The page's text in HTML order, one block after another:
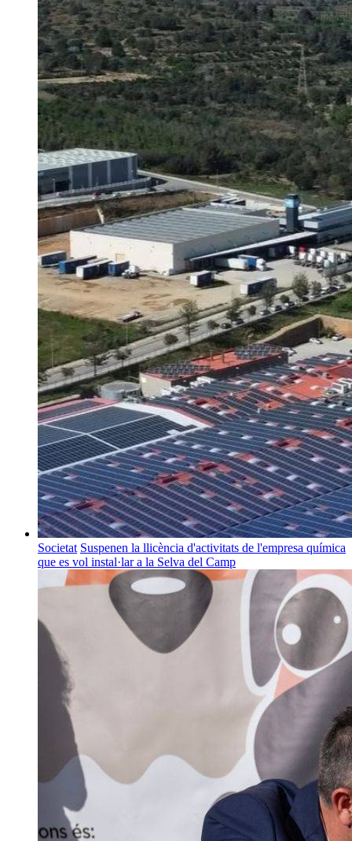
Societat Suspenen la llicència d'activitats de l'empresa química
que es vol instal·lar a la Selva del Camp